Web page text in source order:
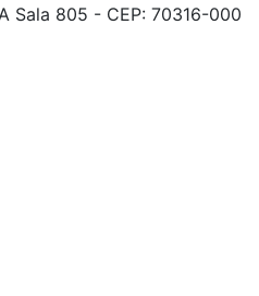
Sala 805 - CEP: 70316-000